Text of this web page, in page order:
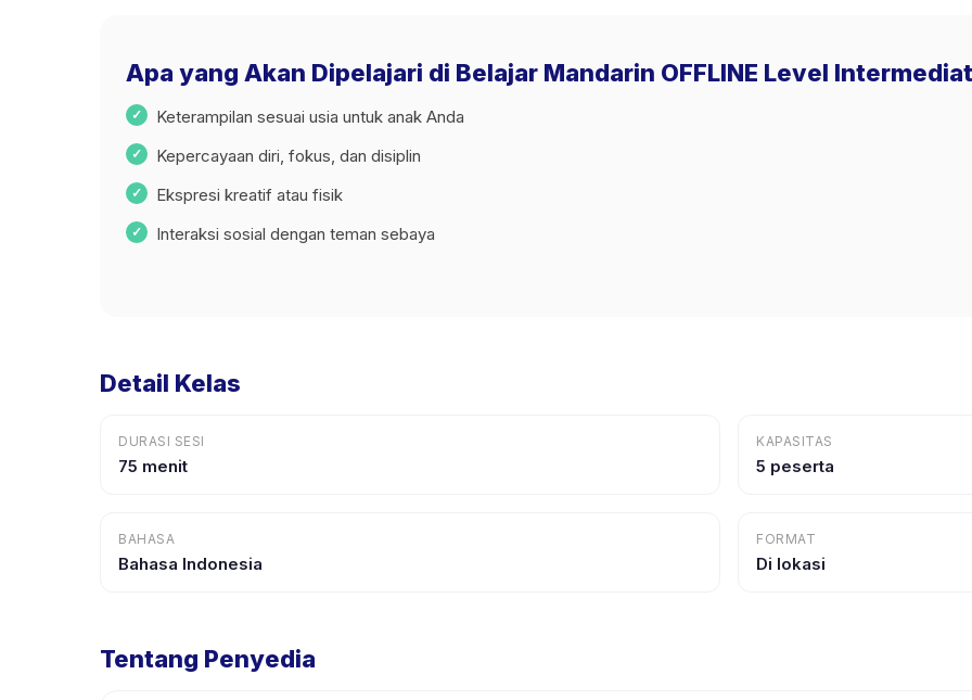
Apa yang Akan Dipelajari di Belajar Mandarin OFFLINE Level
Keterampilan sesuai usia untuk anak Anda
Kepercayaan diri, fokus, dan disiplin
Ekspresi kreatif atau fisik
Interaksi sosial dengan teman sebaya
Detail Kelas
DURASI SESI
75 menit
KAPASITAS
5 peserta
BAHASA
Bahasa Indonesia
FORMAT
Di lokasi
Tentang Penyedia